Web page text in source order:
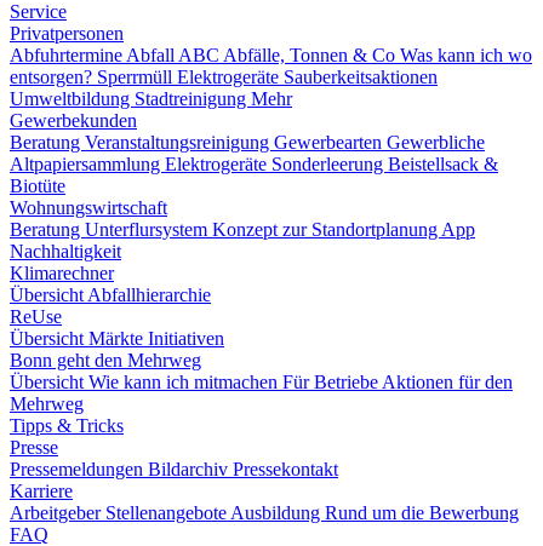
Service
Privatpersonen
Abfuhrtermine Abfall ABC Abfälle, Tonnen & Co Was kann ich wo
entsorgen? Sperrmüll Elektrogeräte Sauberkeitsaktionen
Umweltbildung Stadtreinigung Mehr
Gewerbekunden
Beratung Veranstaltungsreinigung Gewerbearten Gewerbliche
Altpapiersammlung Elektrogeräte Sonderleerung Beistellsack &
Biotüte
Wohnungswirtschaft
Beratung Unterflursystem Konzept zur Standortplanung App
Nachhaltigkeit
Klimarechner
Übersicht Abfallhierarchie
ReUse
Übersicht Märkte Initiativen
Bonn geht den Mehrweg
Übersicht Wie kann ich mitmachen Für Betriebe Aktionen für den
Mehrweg
Tipps & Tricks
Presse
Pressemeldungen Bildarchiv Pressekontakt
Karriere
Arbeitgeber Stellenangebote Ausbildung Rund um die Bewerbung
FAQ